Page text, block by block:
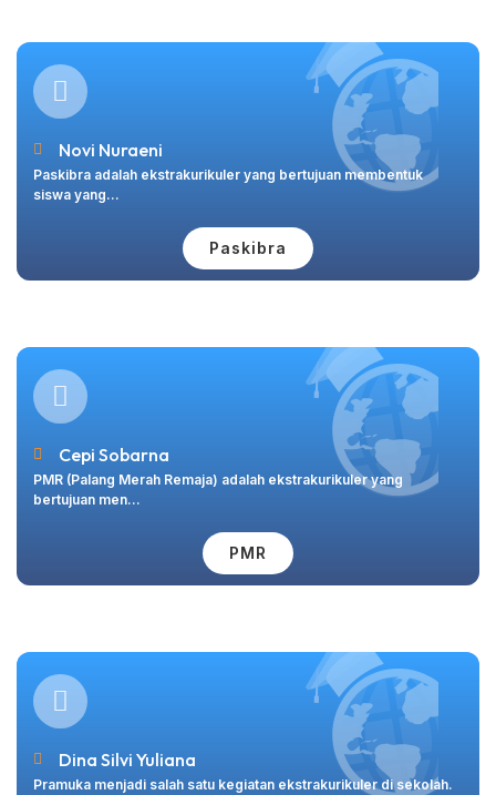
Novi Nuraeni
Paskibra adalah ekstrakurikuler yang bertujuan membentuk
siswa yang...
Paskibra
Cepi Sobarna
PMR (Palang Merah Remaja) adalah ekstrakurikuler yang
bertujuan men...
PMR
Dina Silvi Yuliana
Pramuka menjadi salah satu kegiatan ekstrakurikuler di sekolah.